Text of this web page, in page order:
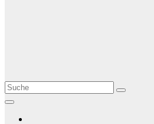
Le Matin
AGENCE DE PRESSE